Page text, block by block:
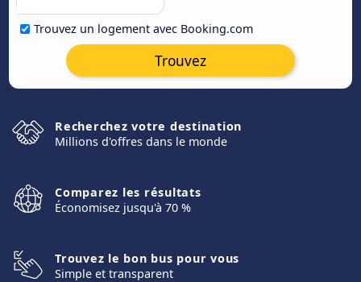
Trouvez un logement avec Booking.com
Trouvez
Recherchez votre destination
Millions d'offres dans le monde
Comparez les résultats
Économisez jusqu'à 70 %
Trouvez le bon bus pour vous
Simple et transparent